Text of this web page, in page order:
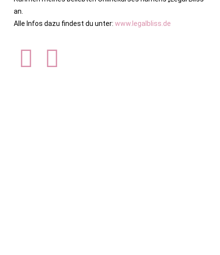
an.
Alle Infos dazu findest du unter: www.legalbliss.de